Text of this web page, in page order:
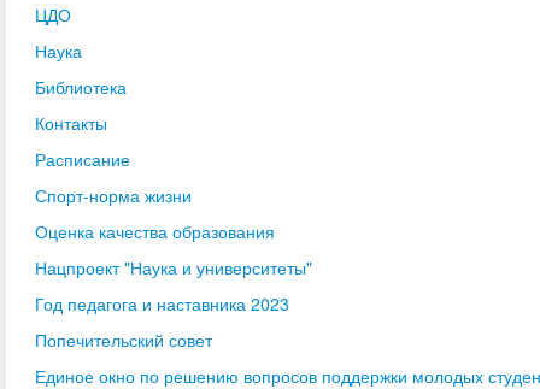
ЦДО
Наука
Библиотека
Контакты
Расписание
Спорт-норма жизни
Оценка качества образования
Нацпроект "Наука и университеты"
Год педагога и наставника 2023
Попечительский совет
Единое окно по решению вопросов поддержки молодых